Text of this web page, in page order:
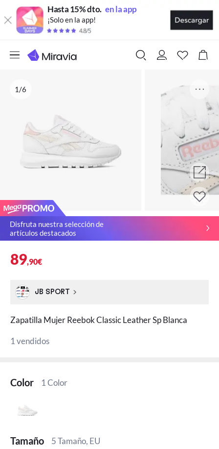
Hasta 15% dto. en la app
¡Solo en la app!
1/6
Disfruta nuestra selección de
artículos destacados
89,90€
JB SPORT
Zapatilla Mujer Reebok Classic Leather Sp Blanca
1 vendidos
Color 1 Color
Tamaño 5 Tamaño, EU